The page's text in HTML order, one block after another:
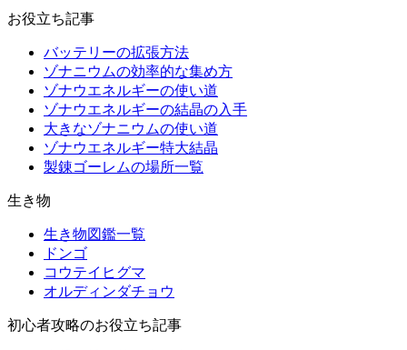
お役立ち記事
バッテリーの拡張方法
ゾナニウムの効率的な集め方
ゾナウエネルギーの使い道
ゾナウエネルギーの結晶の入手
大きなゾナニウムの使い道
ゾナウエネルギー特大結晶
製錬ゴーレムの場所一覧
生き物
生き物図鑑一覧
ドンゴ
コウテイヒグマ
オルディンダチョウ
初心者攻略のお役立ち記事